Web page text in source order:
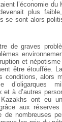
l’économie
plus
se sont alors
de graves
et
être étouffée.
conditions, alors
d’oligarques
et à d’autres
ont eu
grâce aux
nombreuses